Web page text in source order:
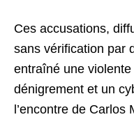
Ces accusations,
sans vérification par
entraîné une
dénigrement et un
l’encontre de Carlos